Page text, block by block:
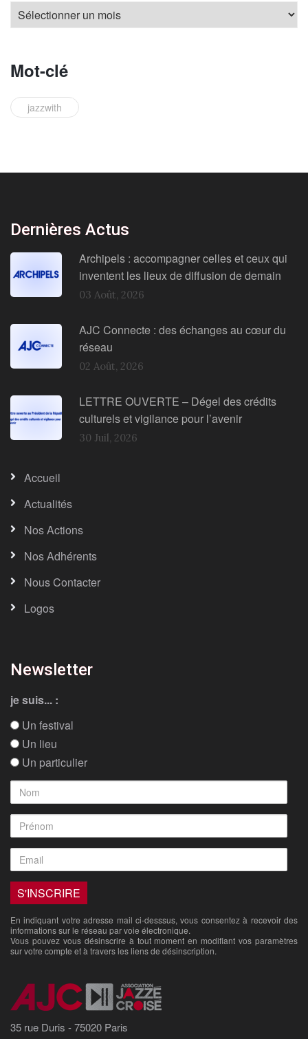
Mot-clé
jazzwith
Dernières Actus
Archipels : accompagner celles et ceux qui
inventent les lieux de diffusion de demain
03 Août, 2026
AJC Connecte : des échanges au cœur du
réseau
02 Août, 2026
LETTRE OUVERTE – Dégel des crédits
culturels et vigilance pour l’avenir
30 Juil, 2026
Accueil
Actualités
Nos Actions
Nos Adhérents
Nous Contacter
Logos
Newsletter
je suis... :
Un festival
Un lieu
Un particulier
En indiquant votre adresse mail ci-desssus, vous consentez à recevoir des
informations sur le réseau par voie électronique.
Vous pouvez vous désinscrire à tout moment en modifiant vos paramètres
sur votre compte et à travers les liens de désinscription.
35 rue Duris - 75020 Paris